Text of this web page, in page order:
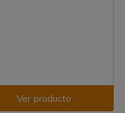
Ver producto